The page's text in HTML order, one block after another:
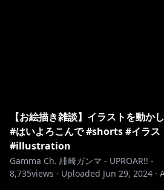
【お絵描き雑談】イラストを動か
#はいよろこんで #shorts #イラ
#illustration
Gamma Ch. 緋崎ガンマ - UPROAR!! -
8,735views · Uploaded Jun 29, 2024 ·